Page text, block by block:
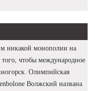
никакой монополии на
чтобы международное
Олимпийская
Волжский названа